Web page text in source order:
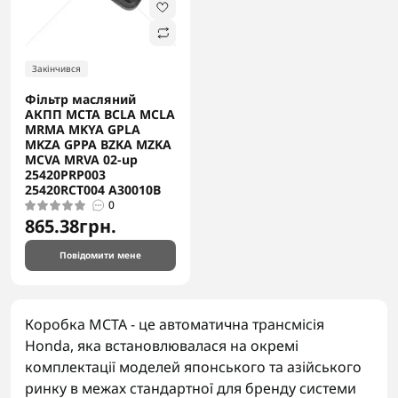
Закінчився
Фільтр масляний
АКПП MCTA BCLA MCLA
MRMA MKYA GPLA
MKZA GPPA BZKA MZKA
MCVA MRVA 02-up
25420PRP003
25420RCT004 A30010B
0
865.38грн.
Повідомити мене
Коробка MCTA - це автоматична трансмісія
Honda, яка встановлювалася на окремі
комплектації моделей японського та азійського
ринку в межах стандартної для бренду системи